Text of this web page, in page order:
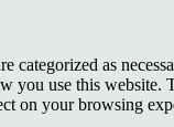
as
you use this
on your browsing